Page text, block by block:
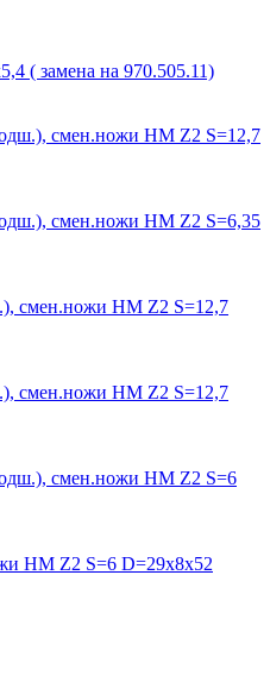
( замена на 970.505.11)
смен.ножи HM Z2 S=12,7
смен.ножи HM Z2 S=6,35
смен.ножи HM Z2 S=12,7
смен.ножи HM Z2 S=12,7
смен.ножи HM Z2 S=6
HM Z2 S=6 D=29x8x52